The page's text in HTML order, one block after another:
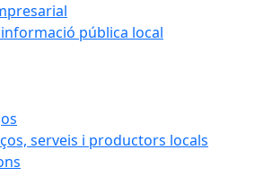
pública local
serveis i productors locals